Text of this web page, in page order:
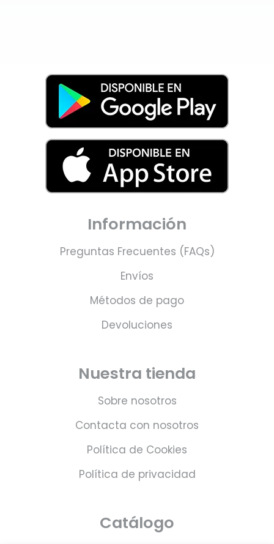
Información
Preguntas Frecuentes (FAQs)
Envíos
Métodos de pago
Devoluciones
Nuestra tienda
Sobre nosotros
Contacta con nosotros
Política de Cookies
Política de privacidad
Catálogo